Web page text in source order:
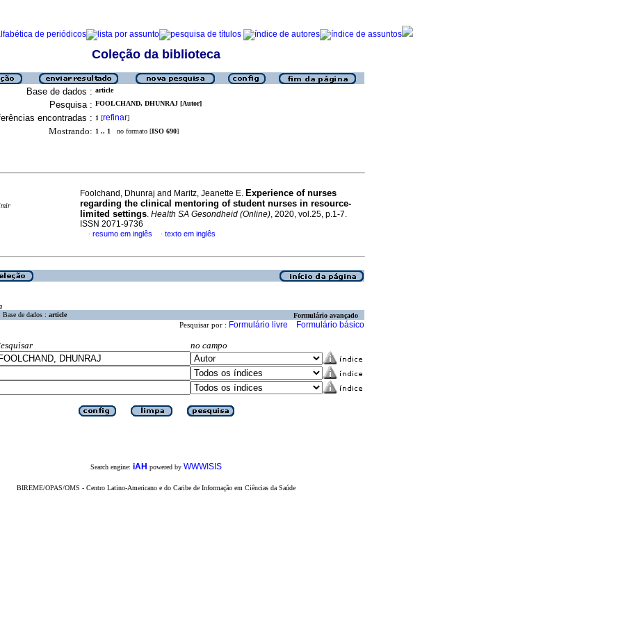
Coleção da biblioteca
Base de dados : article
Pesquisa : FOOLCHAND, DHUNRAJ [Autor]
encontradas : 1 [refinar]
Mostrando: 1 .. 1 no formato [ISO 690]
Foolchand, Dhunraj and Maritz, Jeanette E. Experience of nurses
regarding the clinical mentoring of student nurses in resource-
limited settings. Health SA Gesondheid (Online), 2020, vol.25, p.1-7.
ISSN 2071-9736
· resumo em inglês · texto em inglês
Base de dados : article Formulário avançado
Pesquisar por : Formulário livre Formulário básico
no campo
Search engine: iAH powered by WWWISIS
BIREME/OPAS/OMS - Centro Latino-Americano e do Caribe de Informação em Ciências da Saúde